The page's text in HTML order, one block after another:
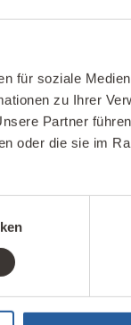
für soziale
zu Ihrer
Partner
oder die sie im
Sie unsere
In- und Ausland